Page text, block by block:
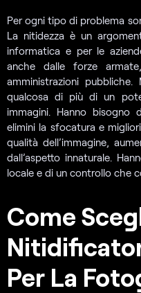
Per ogni tipo di problema
La nitidezza è un
informatica e per le
anche dalle forze
amministrazioni
qualcosa di più di un
immagini. Hanno bisogno
elimini la sfocatura e
qualità dell’immagine,
dall’aspetto innaturale.
locale e di un controllo che
Come
Per La